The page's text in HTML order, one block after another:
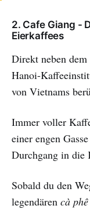
2. Cafe Giang -
Eierkaffees
Direkt neben
Hanoi-
von Vietnams
Immer voller
einer engen
Durchgang in die
Sobald du den
legendären cà